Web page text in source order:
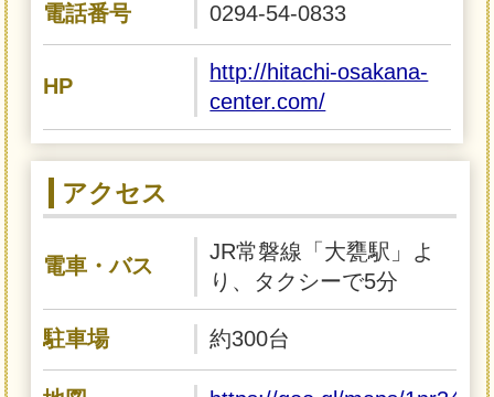
電話番号 0294-54-0833
HP
http://hitachi-osakana-
center.com/
アクセス
電車・バス
JR常磐線「大甕駅」よ
り、タクシーで5分
駐車場 約300台